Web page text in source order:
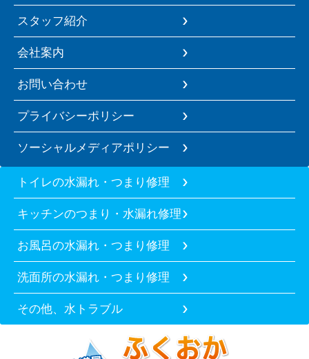
スタッフ紹介
会社案内
お問い合わせ
プライバシーポリシー
ソーシャルメディアポリシー
トイレの水漏れ・つまり修理
キッチンのつまり・水漏れ修理
お風呂の水漏れ・つまり修理
洗面所の水漏れ・つまり修理
その他、水トラブル